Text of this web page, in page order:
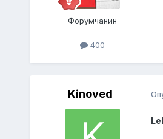
Форумчанин
400
Kinoved